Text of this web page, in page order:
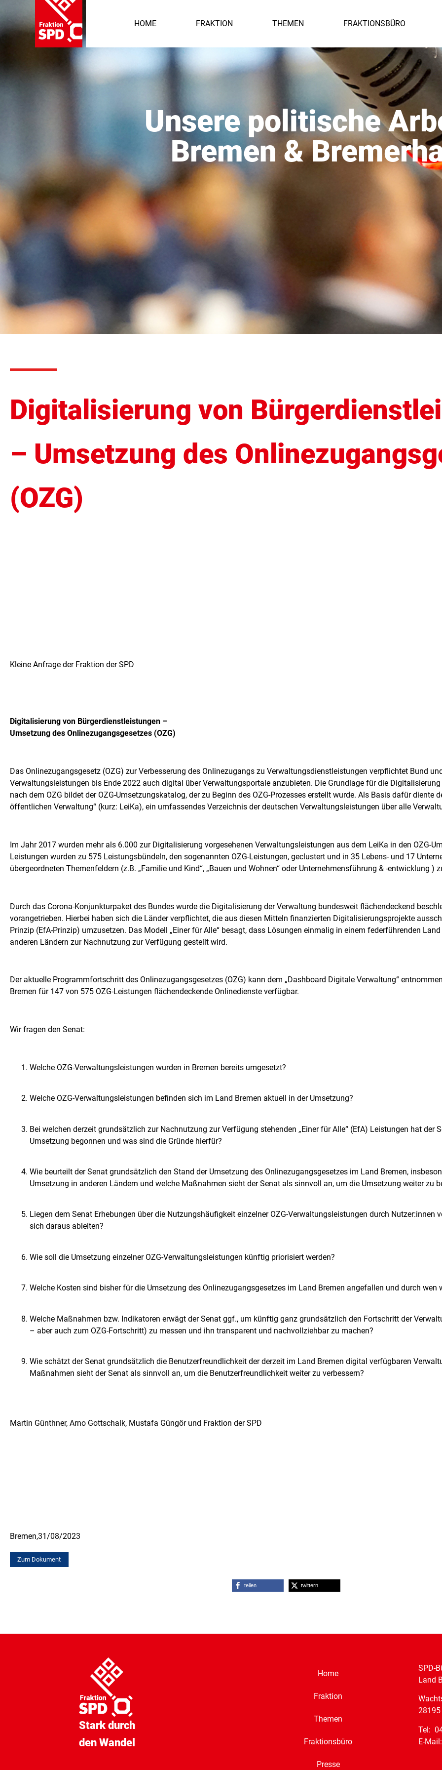
HOME FRAKTION THEMEN FRAKTIONSBÜRO
Unsere politische
Bremen &
Digitalisierung von
– Umsetzung des
(OZG)
Kleine Anfrage der Fraktion der SPD
Digitalisierung von Bürgerdienstleistungen –
Umsetzung des Onlinezugangsgesetzes (OZG)
Das Onlinezugangsgesetz (OZG) zur Verbesserung des Onlinezugangs zu Verwaltungsdienstleistungen verpflichtet Bund
Verwaltungsleistungen bis Ende 2022 auch digital über Verwaltungsportale anzubieten. Die Grundlage für die
nach dem OZG bildet der OZG-Umsetzungskatalog, der zu Beginn des OZG-Prozesses erstellt wurde. Als Basis dafür diente
öffentlichen Verwaltung“ (kurz: LeiKa), ein umfassendes Verzeichnis der deutschen Verwaltungsleistungen über alle
Im Jahr 2017 wurden mehr als 6.000 zur Digitalisierung vorgesehenen Verwaltungsleistungen aus dem LeiKa in den OZG-
Leistungen wurden zu 575 Leistungsbündeln, den sogenannten OZG-Leistungen, geclustert und in 35 Lebens- und 17
übergeordneten Themenfeldern (z.B. „Familie und Kind“, „Bauen und Wohnen“ oder Unternehmensführung & -entwicklung )
Durch das Corona-Konjunkturpaket des Bundes wurde die Digitalisierung der Verwaltung bundesweit flächendeckend
vorangetrieben. Hierbei haben sich die Länder verpflichtet, die aus diesen Mitteln finanzierten Digitalisierungsprojekte
Prinzip (EfA-Prinzip) umzusetzen. Das Modell „Einer für Alle“ besagt, dass Lösungen einmalig in einem federführenden
anderen Ländern zur Nachnutzung zur Verfügung gestellt wird.
Der aktuelle Programmfortschritt des Onlinezugangsgesetzes (OZG) kann dem „Dashboard Digitale Verwaltung“
Bremen für 147 von 575 OZG-Leistungen flächendeckende Onlinedienste verfügbar.
Wir fragen den Senat:
Welche OZG-Verwaltungsleistungen wurden in Bremen bereits umgesetzt?
Welche OZG-Verwaltungsleistungen befinden sich im Land Bremen aktuell in der Umsetzung?
Bei welchen derzeit grundsätzlich zur Nachnutzung zur Verfügung stehenden „Einer für Alle“ (EfA) Leistungen hat der
Umsetzung begonnen und was sind die Gründe hierfür?
Wie beurteilt der Senat grundsätzlich den Stand der Umsetzung des Onlinezugangsgesetzes im Land Bremen,
Umsetzung in anderen Ländern und welche Maßnahmen sieht der Senat als sinnvoll an, um die Umsetzung weiter zu
Liegen dem Senat Erhebungen über die Nutzungshäufigkeit einzelner OZG-Verwaltungsleistungen durch Nutzer:innen
sich daraus ableiten?
Wie soll die Umsetzung einzelner OZG-Verwaltungsleistungen künftig priorisiert werden?
Welche Kosten sind bisher für die Umsetzung des Onlinezugangsgesetzes im Land Bremen angefallen und durch wen
Welche Maßnahmen bzw. Indikatoren erwägt der Senat ggf., um künftig ganz grundsätzlich den Fortschritt der
– aber auch zum OZG-Fortschritt) zu messen und ihn transparent und nachvollziehbar zu machen?
Wie schätzt der Senat grundsätzlich die Benutzerfreundlichkeit der derzeit im Land Bremen digital verfügbaren
Maßnahmen sieht der Senat als sinnvoll an, um die Benutzerfreundlichkeit weiter zu verbessern?
Martin Günthner, Arno Gottschalk, Mustafa Güngör und Fraktion der SPD
Bremen,31/08/2023
Zum Dokument
teilen twittern
Stark durch
den Wandel
Home
Fraktion
Themen
Fraktionsbüro
Presse
SPD-
Land
28195
Tel:
E-